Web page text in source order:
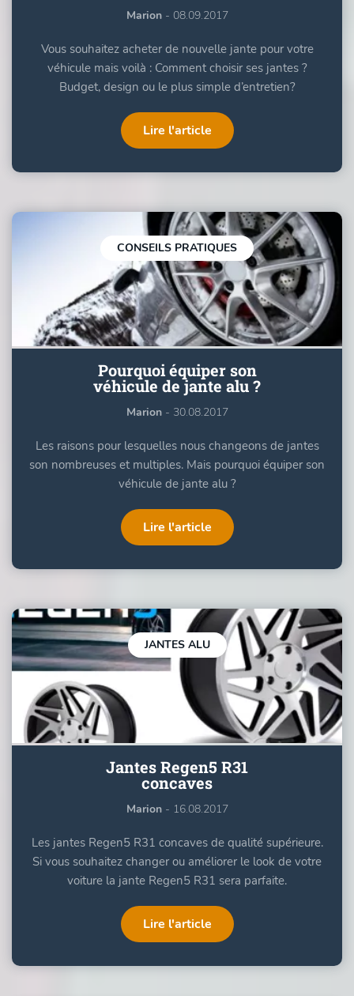
Marion - 08.09.2017
Vous souhaitez acheter de nouvelle jante pour votre
véhicule mais voilà : Comment choisir ses jantes ?
Budget, design ou le plus simple d’entretien?
Lire l'article
CONSEILS PRATIQUES
Pourquoi équiper son
véhicule de jante alu ?
Marion - 30.08.2017
Les raisons pour lesquelles nous changeons de jantes
son nombreuses et multiples. Mais pourquoi équiper son
véhicule de jante alu ?
Lire l'article
JANTES ALU
Jantes Regen5 R31
concaves
Marion - 16.08.2017
Les jantes Regen5 R31 concaves de qualité supérieure.
Si vous souhaitez changer ou améliorer le look de votre
voiture la jante Regen5 R31 sera parfaite.
Lire l'article